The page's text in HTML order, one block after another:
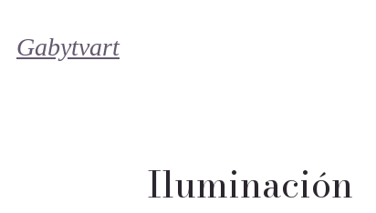
Gabytvart
Iluminación